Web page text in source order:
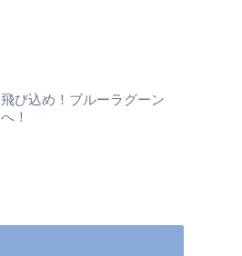
飛び込め！ブルーラグーン
へ！